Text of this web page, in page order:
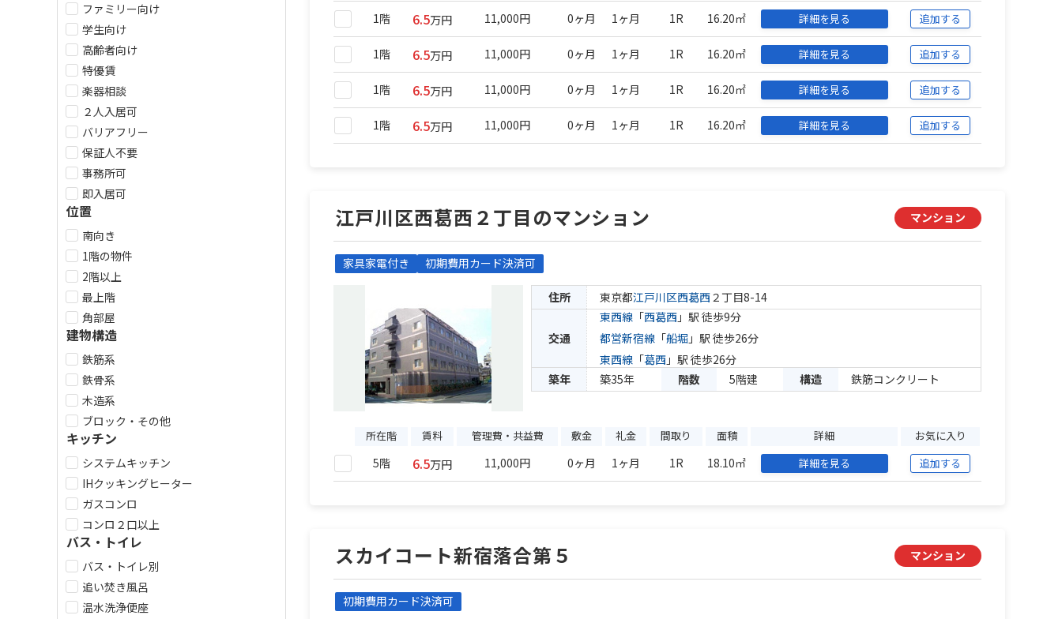
1階 6.5万円 11,000円 0ヶ月 1ヶ月 1R 16.20㎡ 詳細を見る 追加する
1階 6.5万円 11,000円 0ヶ月 1ヶ月 1R 16.20㎡ 詳細を見る 追加する
1階 6.5万円 11,000円 0ヶ月 1ヶ月 1R 16.20㎡ 詳細を見る 追加する
1階 6.5万円 11,000円 0ヶ月 1ヶ月 1R 16.20㎡ 詳細を見る 追加する
江戸川区西葛西２丁目のマンション マンション
家具家電付き 初期費用カード決済可
住所 東京都江戸川区西葛西２丁目8-14
交通
東西線 「西葛西 」駅 徒歩9分
都営新宿線 「船堀 」駅 徒歩26分
東西線 「葛西 」駅 徒歩26分
築年
築35年 階数 5階建 構造 鉄筋コンクリート
所在階 賃料 管理費・共益費 敷金 礼金 間取り 面積 詳細 お気に入り
5階 6.5万円 11,000円 0ヶ月 1ヶ月 1R 18.10㎡ 詳細を見る 追加する
スカイコート新宿落合第５ マンション
初期費用カード決済可
ファミリー向け
学生向け
高齢者向け
特優賃
楽器相談
２人入居可
バリアフリー
保証人不要
事務所可
即入居可
位置
南向き
1階の物件
2階以上
最上階
角部屋
建物構造
鉄筋系
鉄骨系
木造系
ブロック・その他
キッチン
システムキッチン
IHクッキングヒーター
ガスコンロ
コンロ２口以上
バス・トイレ
バス・トイレ別
追い焚き風呂
温水洗浄便座